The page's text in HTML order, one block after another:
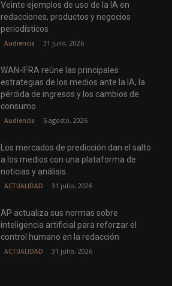
Veinte ejemplos de uso de la IA en
redacciones, productos y negocios
periodísticos
Audiencia 31 julio, 2026
WAN-IFRA reúne las principales
estrategias de los medios ante la IA, la
pérdida de ingresos y los cambios de
consumo
Audiencia 5 agosto, 2026
Los mercados de predicción dan el salto
a los medios con una plataforma de
noticias y análisis
ACTUALIDAD 31 julio, 2026
AP actualiza sus normas sobre
inteligencia artificial para reforzar el
control humano en la redacción
ACTUALIDAD 31 julio, 2026